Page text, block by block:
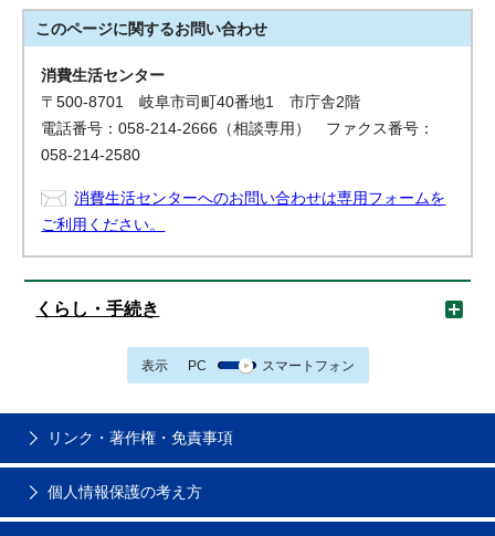
このページに関するお問い合わせ
消費生活センター
〒500-8701 岐阜市司町40番地1 市庁舎2階
電話番号：058-214-2666（相談専用） ファクス番号：
058-214-2580
消費生活センターへのお問い合わせは専用フォームを
ご利用ください。
くらし・手続き
表示 PC スマートフォン
リンク・著作権・免責事項
個人情報保護の考え方